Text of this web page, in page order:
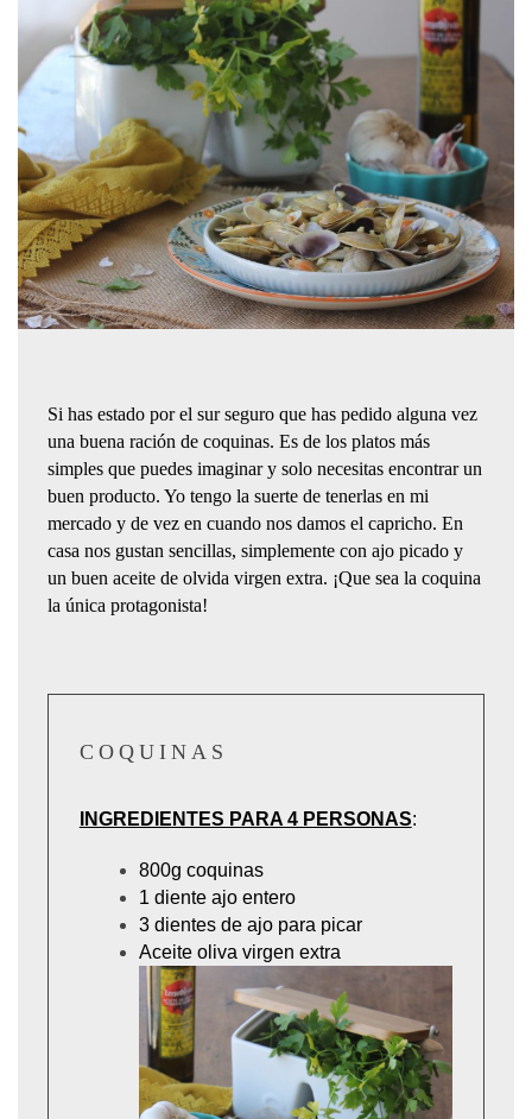
Si has estado por el sur seguro que has pedido alguna vez
una buena ración de coquinas. Es de los platos más
simples que puedes imaginar y solo necesitas encontrar un
buen producto. Yo tengo la suerte de tenerlas en mi
mercado y de vez en cuando nos damos el capricho. En
casa nos gustan sencillas, simplemente con ajo picado y
un buen aceite de olvida virgen extra. ¡Que sea la coquina
la única protagonista!
COQUINAS
INGREDIENTES PARA 4 PERSONAS:
800g coquinas
1 diente ajo entero
3 dientes de ajo para picar
Aceite oliva virgen extra